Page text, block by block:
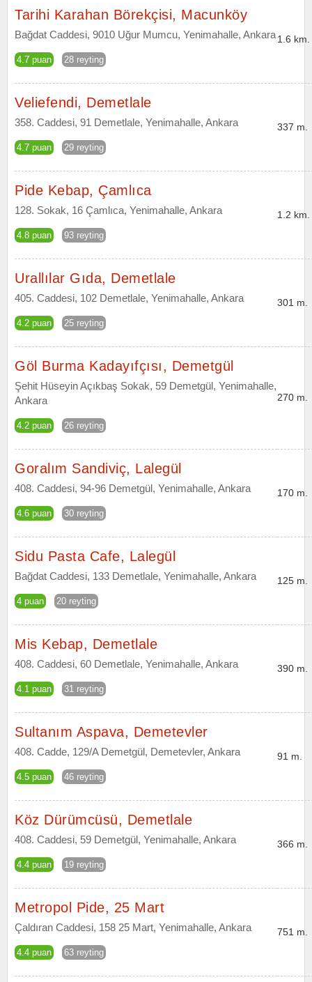
Tarihi Karahan Börekçisi, Macunköy
Bağdat Caddesi, 9010 Uğur Mumcu, Yenimahalle, Ankara
4.7 puan 28 reyting
1.6 km.
Veliefendi, Demetlale
358. Caddesi, 91 Demetlale, Yenimahalle, Ankara
4.7 puan 29 reyting
337 m.
Pide Kebap, Çamlıca
128. Sokak, 16 Çamlıca, Yenimahalle, Ankara
4.8 puan 93 reyting
1.2 km.
Urallılar Gıda, Demetlale
405. Caddesi, 102 Demetlale, Yenimahalle, Ankara
4.2 puan 25 reyting
301 m.
Göl Burma Kadayıfçısı, Demetgül
Şehit Hüseyin Açıkbaş Sokak, 59 Demetgül, Yenimahalle,
Ankara
4.2 puan 26 reyting
270 m.
Goralım Sandiviç, Lalegül
408. Caddesi, 94-96 Demetgül, Yenimahalle, Ankara
4.6 puan 30 reyting
170 m.
Sidu Pasta Cafe, Lalegül
Bağdat Caddesi, 133 Demetlale, Yenimahalle, Ankara
4 puan 20 reyting
125 m.
Mis Kebap, Demetlale
408. Caddesi, 60 Demetlale, Yenimahalle, Ankara
4.1 puan 31 reyting
390 m.
Sultanım Aspava, Demetevler
408. Cadde, 129/A Demetgül, Demetevler, Ankara
4.5 puan 46 reyting
91 m.
Köz Dürümcüsü, Demetlale
408. Caddesi, 59 Demetgül, Yenimahalle, Ankara
4.4 puan 19 reyting
366 m.
Metropol Pide, 25 Mart
Çaldıran Caddesi, 158 25 Mart, Yenimahalle, Ankara
4.4 puan 63 reyting
751 m.